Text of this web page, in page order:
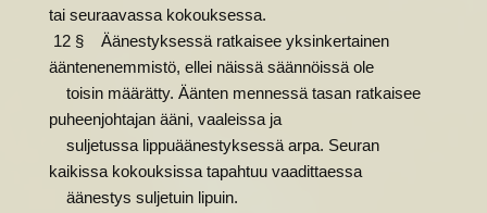
tai seuraavassa kokouksessa.
12 § Äänestyksessä ratkaisee yksinkertainen
ääntenenemmistö, ellei näissä säännöissä ole
toisin määrätty. Äänten mennessä tasan ratkaisee
puheenjohtajan ääni, vaaleissa ja
suljetussa lippuäänestyksessä arpa. Seuran
kaikissa kokouksissa tapahtuu vaadittaessa
äänestys suljetuin lipuin.